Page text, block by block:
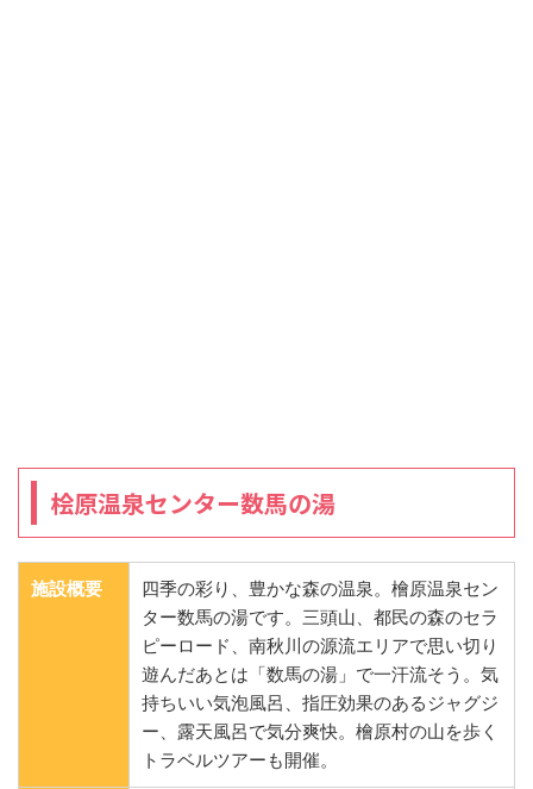
桧原温泉センター数馬の湯
施設概要
四季の彩り、豊かな森の温泉。檜原温泉セン
ター数馬の湯です。三頭山、都民の森のセラ
ピーロード、南秋川の源流エリアで思い切り
遊んだあとは「数馬の湯」で一汗流そう。気
持ちいい気泡風呂、指圧効果のあるジャグジ
ー、露天風呂で気分爽快。檜原村の山を歩く
トラベルツアーも開催。